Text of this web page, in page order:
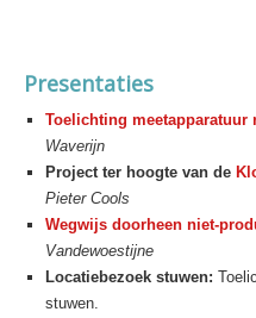
Presentaties
Toelichting meetapparatuur
Waverijn
Project ter hoogte van de
Pieter Cools
Wegwijs doorheen niet-
Vandewoestijne
Locatiebezoek stuwen:
stuwen.